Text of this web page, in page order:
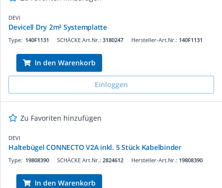
DEVI
Devicell Dry 2m² Systemplatte
SCHÄCKE Art.Nr.: 3180247
Type: 140F1131 Hersteller-Art.Nr.: 140F1131
In den Warenkorb
Einloggen
Zu Favoriten hinzufügen
DEVI
Haltebügel CONNECTO V2A inkl. 5 Stück Kabelbinder
SCHÄCKE Art.Nr.: 2824612
Type: 19808390 Hersteller-Art.Nr.: 19808390
In den Warenkorb